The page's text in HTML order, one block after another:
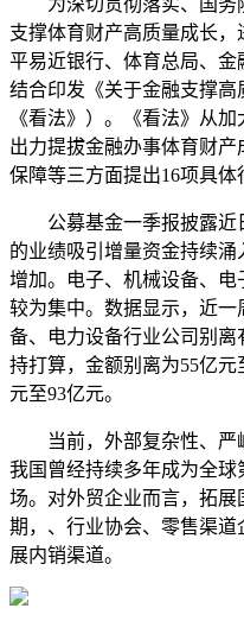
为深切贯彻落实、国务
支撑体育财产高质量成长
平易近银行、体育总局、
结合印发《关于金融支撑
《看法》）。《看法》从
出力提拔金融办事体育财
保障等三方面提出16项具体
公募基金一季报披露近
的业绩吸引增量资金持续
增加。电子、机械设备、电
较为集中。数据显示，近
备、电力设备行业公司别离
持打算，金额别离为55亿元
元至93亿元。
当前，外部复杂性、严
我国曾经持续多年成为全
场。对外贸企业而言，拓
期，、行业协会、零售渠
展内销渠道。